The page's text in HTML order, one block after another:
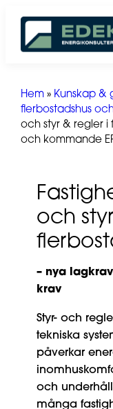
Hoppa
innehåll
Hem » Kunskap &
flerbostadshus
och styr & regler i
och kommande
och
– nya
krav
Styr- och
tekniska
påverkar
och
många